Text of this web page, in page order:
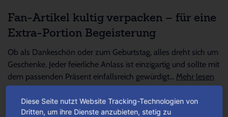
Fan-Artikel kultig verpacken – für eine
Extra-Portion Begeisterung
Ob als Dankeschön oder zum Geburtstag, alles dreht sich um
Geschenke. Jeder feierliche Anlass ist einzigartig und sollte mit
dem passenden Präsent einfallsreich gewürdigt... Mehr lesen
Fan-Highlights im Advent
Diese Seite nutzt Website Tracking-Technologien von
Dritten, um ihre Dienste anzubieten, stetig zu